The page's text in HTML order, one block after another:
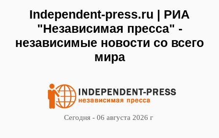
Independent-press.ru | РИА
"Независимая пресса" -
независимые новости со всего
мира
Сегодня - 06 августа 2026 г